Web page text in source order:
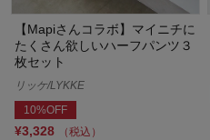
【Mapiさんコラボ】マイニチに
たくさん欲しいハーフパンツ３
枚セット
リッケ/LYKKE
10%OFF
¥3,328 （税込）